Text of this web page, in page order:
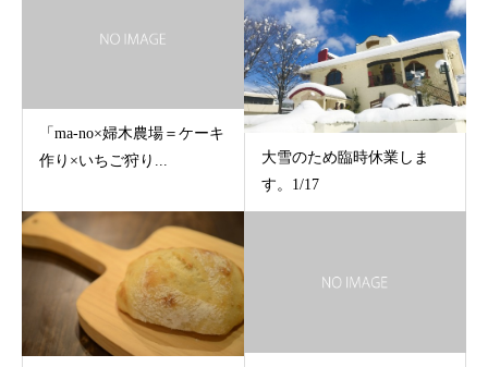
「ma-no×婦木農場＝ケーキ
作り×いちご狩り...
大雪のため臨時休業しま
す。1/17